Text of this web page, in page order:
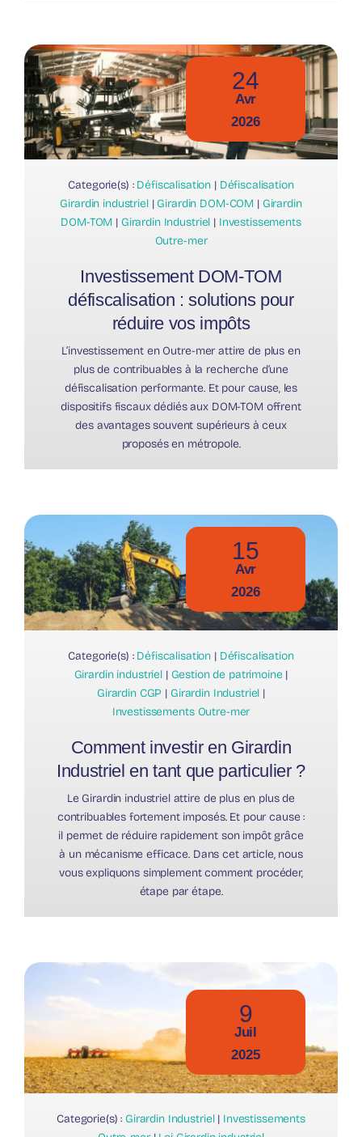
24
Avr
2026
Categorie(s) : Défiscalisation | Défiscalisation
Girardin industriel| Girardin DOM-COM | Girardin
DOM-TOM | Girardin Industriel | Investissements
Outre-mer
Investissement DOM-TOM
défiscalisation : solutions pour
réduire vos impôts
L’investissement en Outre-mer attire de plus en
plus de contribuables à la recherche d’une
défiscalisation performante. Et pour cause, les
dispositifs fiscaux dédiés aux DOM-TOM offrent
des avantages souvent supérieurs à ceux
proposés en métropole.
15
Avr
2026
Categorie(s) : Défiscalisation | Défiscalisation
Girardin industriel| Gestion de patrimoine |
Girardin CGP | Girardin Industriel |
Investissements Outre-mer
Comment investir en Girardin
Industriel en tant que particulier ?
Le Girardin industriel attire de plus en plus de
contribuables fortement imposés. Et pour cause :
il permet de réduire rapidement son impôt grâce
à un mécanisme efficace. Dans cet article, nous
vous expliquons simplement comment procéder,
étape par étape.
9
Juil
2025
Categorie(s) : Girardin Industriel| Investissements